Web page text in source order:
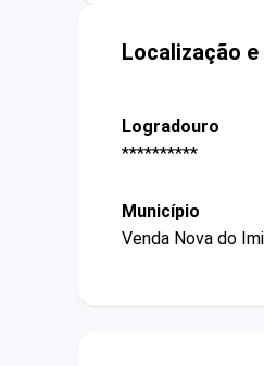
Localização
Logradouro
**********
Município
Venda Nova do